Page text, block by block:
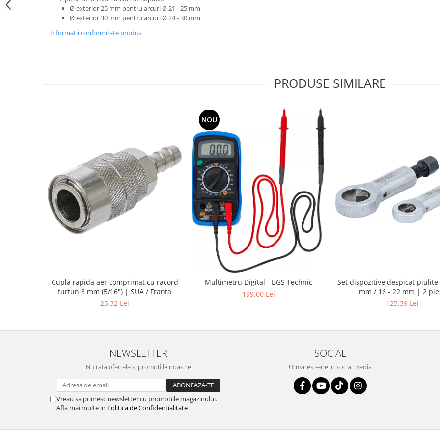
Ø exterior 25 mm pentru arcuri Ø 21 - 25 mm
Ø exterior 30 mm pentru arcuri Ø 24 - 30 mm
Informatii conformitate produs
PRODUSE SIMILARE
Cupla rapida aer comprimat cu racord
furtun 8 mm (5/16") | SUA / Franta
25,32 Lei
NOU
Multimetru Digital - BGS Technic
199,00 Lei
Set dispozitive despicat
mm / 16 - 22 mm | 2
125,39 Lei
NEWSLETTER
Nu rata ofertele si promotiile noastre
Vreau sa primesc newsletter cu promotiile magazinului.
Afla mai multe in Politica de Confidentialitate
SOCIAL
Urmareste-ne in social media